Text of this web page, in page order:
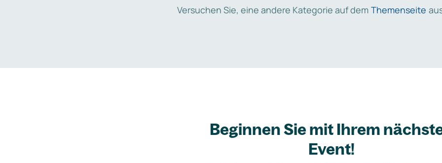
Versuchen Sie, eine andere Kategorie auf dem Themenseite
Beginnen Sie mit Ihrem
Event!